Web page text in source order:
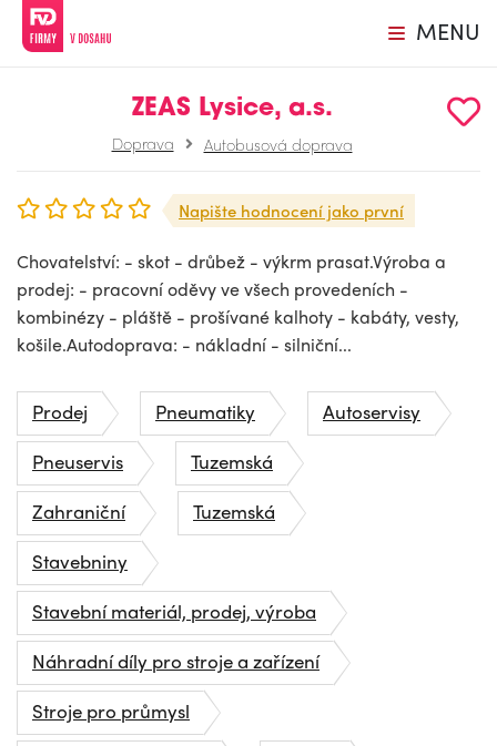
MENU
ZEAS Lysice, a.s.
Doprava Autobusová doprava
Napište hodnocení jako první
Chovatelství: - skot - drůbež - výkrm prasat.Výroba a
prodej: - pracovní oděvy ve všech provedeních -
kombinézy - pláště - prošívané kalhoty - kabáty, vesty,
košile.Autodoprava: - nákladní - silniční...
Prodej Pneumatiky
Autoservisy
Pneuservis
Tuzemská
Zahraniční
Tuzemská
Stavebniny
Stavební materiál, prodej, výroba
Náhradní díly pro stroje a zařízení
Stroje pro průmysl